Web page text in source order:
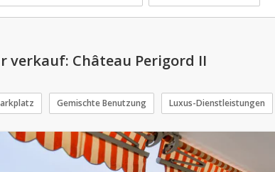
verkauf: Château Perigord II
Gemischte Benutzung Luxus-Dienstleistungen